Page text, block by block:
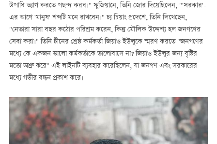
উপাধি ত্যাগ করতে পছন্দ করব।" ফুজিয়ানে, তিনি জোর দিয়েছিলেন, "'সরকার'-
এর আগে 'মানুষ' শব্দটি মনে রাখবেন।" চ্য চিয়াং প্রদেশে, তিনি লিখেছেন,
"নেতারা সারা বছর কঠোর পরিশ্রম করেন, কিন্তু মৌলিক উদ্দেশ্য হল জনগণের
সেবা করা।" তিনি চীনের শ্রেষ্ঠ কর্মকর্তা জিয়াও ইউলুকে স্মরণ করতে "জনগণের
মধ্যে কে একজন ভালো কর্মকর্তাকে ভালোবাসে না? জিয়াও ইউলুর জন্য বৃষ্টির
মতো অশ্রু ঝরে" এই লাইনটি ব্যবহার করেছিলেন, যা জনগণ এবং সরকারের
মধ্যে গভীর বন্ধন প্রকাশ করে।